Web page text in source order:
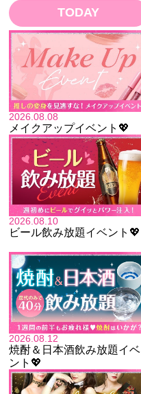
TODAY
2026.08.08
メイクアップイベント💖
2026.08.10
ビール飲み放題イベント💖
2026.08.12
焼酎＆日本酒飲み放題イベ
ント💖